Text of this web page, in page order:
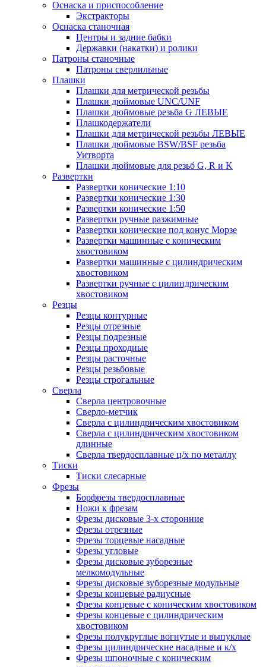
Оснаска и приспособление
Экстракторы
Оснаска станочная
Центры и задние бабки
Державки (накатки) и ролики
Патроны станочные
Патроны сверлильные
Плашки
Плашки для метрической резьбы
Плашки дюймовые UNC/UNF
Плашки дюймовые резьба G ЛЕВЫЕ
Плашкодержатели
Плашки для метрической резьбы ЛЕВЫЕ
Плашки дюймовые BSW/BSF резьба
Уитворта
Плашки дюймовые для резьб G, R и K
Развертки
Развертки конические 1:10
Развертки конические 1:30
Развертки конические 1:50
Развертки ручные разжимные
Развертки конические под конус Морзе
Развертки машинные с коническим
хвостовиком
Развертки машинные с цилиндрическим
хвостовиком
Развертки ручные с цилиндрическим
хвостовиком
Резцы
Резцы контурные
Резцы отрезные
Резцы подрезные
Резцы проходные
Резцы расточные
Резцы резьбовые
Резцы строгальные
Сверла
Сверла центровочные
Сверло-метчик
Сверла с цилиндрическим хвостовиком
Сверла с цилиндрическим хвостовиком
длинные
Сверла твердосплавные ц/х по металлу
Тиски
Тиски слесарные
Фрезы
Борфрезы твердосплавные
Ножи к фрезам
Фрезы дисковые 3-х сторонние
Фрезы отрезные
Фрезы торцевые насадные
Фрезы угловые
Фрезы дисковые зуборезные
мелкомодульные
Фрезы дисковые зуборезные модульные
Фрезы концевые радиусные
Фрезы концевые с коническим хвостовиком
Фрезы концевые с цилиндрическим
хвостовиком
Фрезы полукруглые вогнутые и выпуклые
Фрезы цилиндрические насадные и к/х
Фрезы шпоночные с коническим